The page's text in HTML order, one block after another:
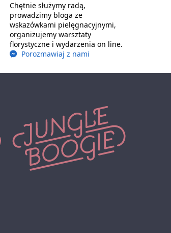
Chętnie służymy radą,
prowadzimy bloga ze
wskazówkami pielęgnacyjnymi,
organizujemy warsztaty
florystyczne i wydarzenia on line.
Porozmawiaj z nami